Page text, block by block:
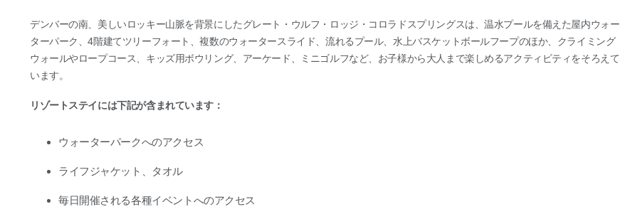
デンバーの南、美しいロッキー山脈を背景にしたグレート・ウルフ・ロッジ・コロラドスプリングスは、温水プールを備えた屋内ウォー
ターパーク、4階建てツリーフォート、複数のウォータースライド、流れるプール、水上バスケットボールフープのほか、クライミング
ウォールやロープコース、キッズ用ボウリング、アーケード、ミニゴルフなど、お子様から大人まで楽しめるアクティビティをそろえて
います。
リゾートステイには下記が含まれています：
ウォーターパークへのアクセス
ライフジャケット、タオル
毎日開催される各種イベントへのアクセス